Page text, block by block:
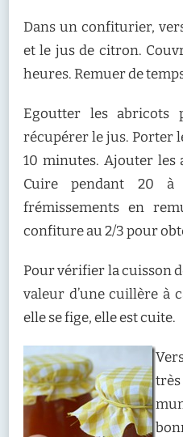
Dans un confiturier,
et le jus de citron.
heures. Remuer de
Egoutter les abricots
récupérer le jus. Porter
10 minutes. Ajouter les
Cuire pendant 20
frémissements en
confiture au 2/3 pour
Pour vérifier la cuisson
valeur d’une cuillère à
elle se fige, elle est cuite.